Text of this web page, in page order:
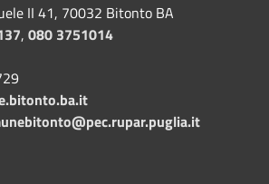
II 41, 70032 Bitonto BA
, 080 3751014